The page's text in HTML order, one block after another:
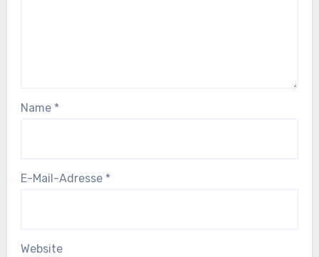
Name *
E-Mail-Adresse *
Website